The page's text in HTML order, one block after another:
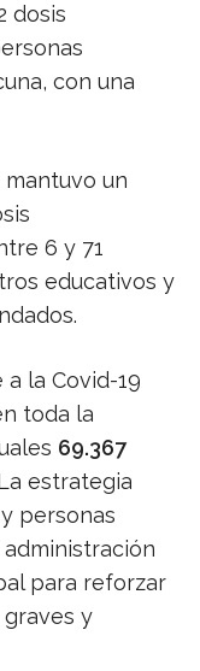
dosis
con una
un
6 y 71
educativos y
la Covid-19
toda la
69.367
estrategia
personas
para reforzar
y